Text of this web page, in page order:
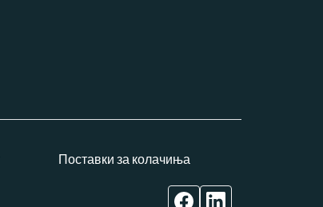
Поставки за колачиња